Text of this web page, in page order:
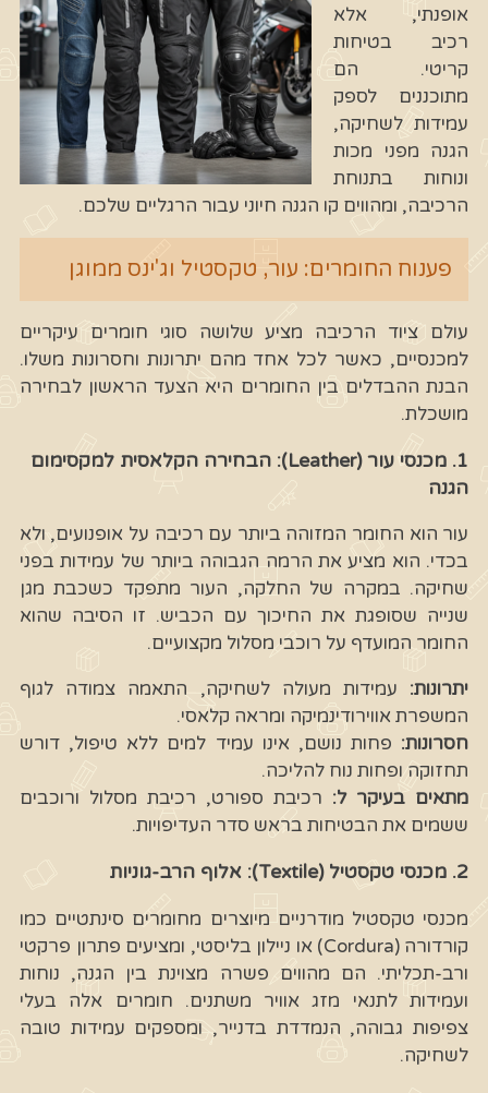
אופנתי, אלא
רכיב בטיחות
קריטי. הם
מתוכננים לספק
עמידות לשחיקה,
הגנה מפני מכות
ונוחות בתנוחת
הרכיבה, ומהווים קו הגנה חיוני עבור הרגליים שלכם.
פענוח החומרים: עור, טקסטיל וג'ינס ממוגן
עולם ציוד הרכיבה מציע שלושה סוגי חומרים עיקריים
למכנסיים, כאשר לכל אחד מהם יתרונות וחסרונות משלו.
הבנת ההבדלים בין החומרים היא הצעד הראשון לבחירה
מושכלת.
1. מכנסי עור (Leather): הבחירה הקלאסית למקסימום
הגנה
עור הוא החומר המזוהה ביותר עם רכיבה על אופנועים, ולא
בכדי. הוא מציע את הרמה הגבוהה ביותר של עמידות בפני
שחיקה. במקרה של החלקה, העור מתפקד כשכבת מגן
שנייה שסופגת את החיכוך עם הכביש. זו הסיבה שהוא
החומר המועדף על רוכבי מסלול מקצועיים.
יתרונות: עמידות מעולה לשחיקה, התאמה צמודה לגוף
המשפרת אווירודינמיקה ומראה קלאסי.
חסרונות: פחות נושם, אינו עמיד למים ללא טיפול, דורש
תחזוקה ופחות נוח להליכה.
מתאים בעיקר ל: רכיבת ספורט, רכיבת מסלול ורוכבים
ששמים את הבטיחות בראש סדר העדיפויות.
2. מכנסי טקסטיל (Textile): אלוף הרב-גוניות
מכנסי טקסטיל מודרניים מיוצרים מחומרים סינתטיים כמו
קורדורה (Cordura) או ניילון בליסטי, ומציעים פתרון פרקטי
ורב-תכליתי. הם מהווים פשרה מצוינת בין הגנה, נוחות
ועמידות לתנאי מזג אוויר משתנים. חומרים אלה בעלי
צפיפות גבוהה, הנמדדת בדנייר, ומספקים עמידות טובה
לשחיקה.